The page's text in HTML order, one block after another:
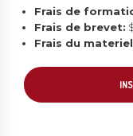
Frais de
Frais de brevet:
Frais du